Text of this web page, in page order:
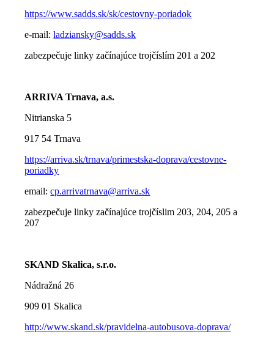
https://www.sadds.sk/sk/cestovny-poriadok
e-mail:ladziansky@sadds.sk
zabezpečuje linky začínajúce trojčíslím 201 a 202
ARRIVA Trnava, a.s.
Nitrianska 5
917 54 Trnava
https://arriva.sk/trnava/primestska-doprava/cestovne-
poriadky
email:cp.arrivatrnava@arriva.sk
zabezpečuje linky začínajúce trojčíslim 203, 204, 205 a
207
SKAND Skalica, s.r.o.
Nádražná 26
909 01 Skalica
http://www.skand.sk/pravidelna-autobusova-doprava/